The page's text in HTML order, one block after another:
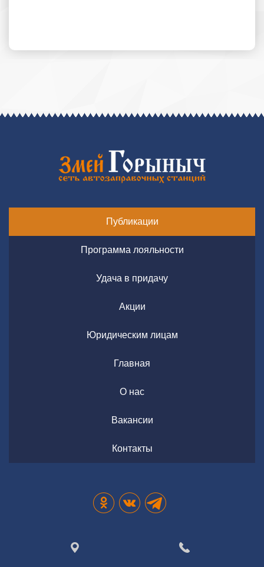
Публикации
Программа лояльности
Удача в придачу
Акции
Юридическим лицам
Главная
О нас
Вакансии
Контакты